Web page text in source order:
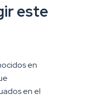
este
en
en el